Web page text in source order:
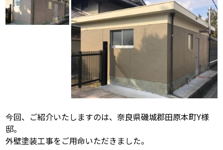
雨漏りについて 雨漏りの施工実績
ヨネヤがお客様から選ばれる10の
リフォームローン
アパート・マンション修繕
見積もりシミュレーション
今回、ご紹介いたしますのは、奈良県磯城郡田原本町Y様
邸。
外壁塗装工事をご用命いただきました。